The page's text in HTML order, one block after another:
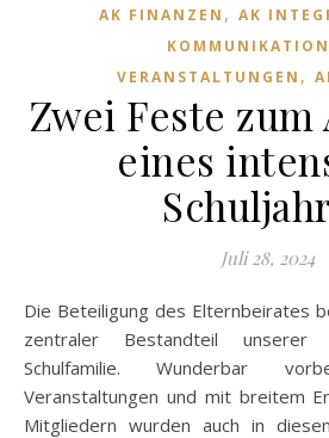
AK FINANZEN , AK
KOMMUNIKATION
VERANSTALTUNGEN ,
Zwei Feste zum
eines
Juli 28, 2024
Die Beteiligung des Elternbeirates bei Schulfesten sind ein
zentraler Bestandteil
Schulfamilie. Wunderbar
Veranstaltungen und mit breitem
Mitgliedern wurden auch in